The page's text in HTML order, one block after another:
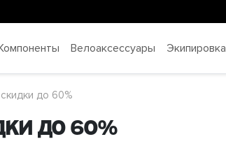
Велоаксессуары Экипировка
до 60%
до 60%